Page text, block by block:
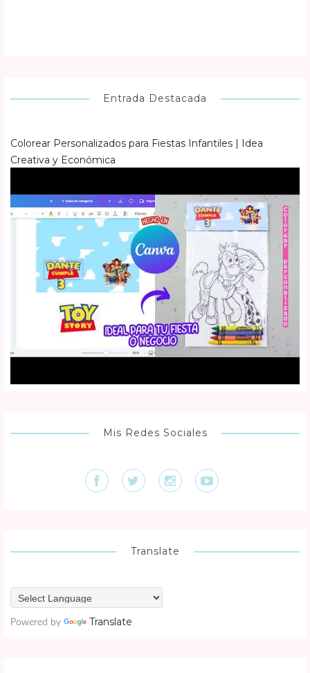
Entrada Destacada
Colorear Personalizados para Fiestas Infantiles | Idea
Creativa y Económica
Mis Redes Sociales
Translate
Powered by Translate